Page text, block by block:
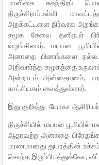
மாளிகை சுதந்திரப்
திருச்சிராப்பள்ளி
அறக்கட்டளை நிர்வாக
சமூக சேவை தனிநபர்
வழங்கினார். மயான
அனாதை பிணங்களை
அறிவார்ந்த சமூகத்தை
அன்றாடம் அன்னதானம்,
காட்சியகம் வைத்துள்ளார்.
இது குறித்து யோகா
திருச்சியில் மயான
ஆதரவற்ற அனாதை
மரணமானது துயரத்தின்
சொந்த இருப்பிடத்துக்கோ,